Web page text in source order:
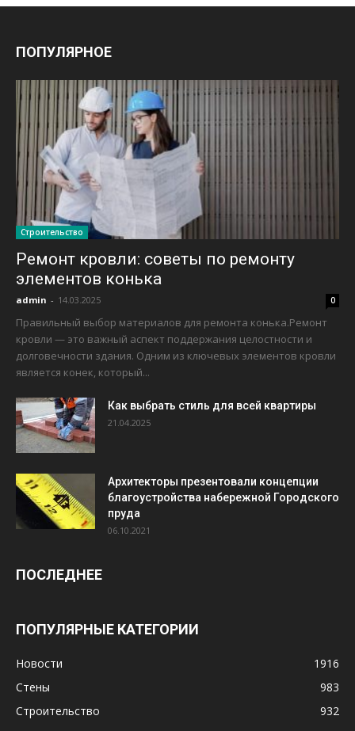
ПОПУЛЯРНОЕ
Строительство
Ремонт кровли: советы по ремонту
элементов конька
admin - 14.03.2025 0
Правильный выбор материалов для ремонта конька.Ремонт
кровли — это важный аспект поддержания целостности и
долговечности здания. Одним из ключевых элементов кровли
является конек, который...
Как выбрать стиль для всей квартиры
21.04.2025
Архитекторы презентовали концепции
благоустройства набережной Городского
пруда
06.10.2021
ПОСЛЕДНЕЕ
ПОПУЛЯРНЫЕ КАТЕГОРИИ
Новости
1916
Стены
983
Строительство
932